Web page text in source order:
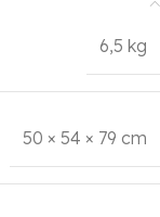
6,5 kg
50 × 54 × 79 cm